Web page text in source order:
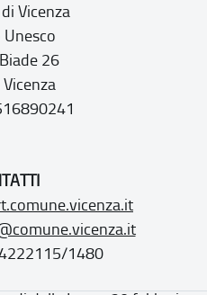
Vicenza
26
1480